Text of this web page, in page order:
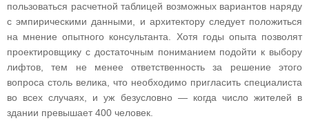
пользоваться расчетной таблицей возможных вариантов наряду
с эмпирическими данными, и архитектору следует положиться
на мнение опытного консультанта. Хотя годы опыта позволят
проектировщику с достаточным пониманием подойти к выбору
лифтов, тем не менее ответственность за решение этого
вопроса столь велика, что необходимо пригласить специалиста
во всех случаях, и уж безусловно — когда число жителей в
здании превышает 400 человек.